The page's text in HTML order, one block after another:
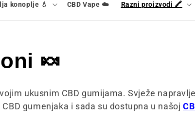
konoplje 💧 CBD Vape ☁️ Razni proizvodi 🖍️
🍬
ukusnim CBD gumijama. Svježe
gumenjaka i sada su dostupna u našoj